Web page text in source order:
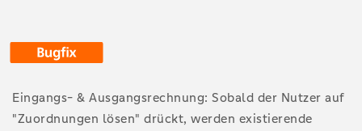
Eingangs- & Ausgangsrechnung: Sobald der Nutzer auf
"Zuordnungen lösen" drückt, werden existierende